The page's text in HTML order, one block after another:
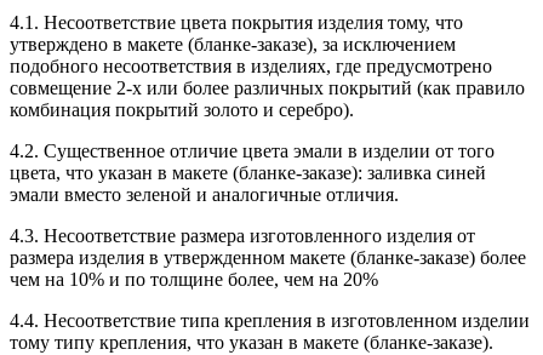
4.1. Несоответствие цвета покрытия изделия тому, что
утверждено в макете (бланке-заказе), за исключением
подобного несоответствия в изделиях, где предусмотрено
совмещение 2-х или более различных покрытий (как правило
комбинация покрытий золото и серебро).
4.2. Существенное отличие цвета эмали в изделии от того
цвета, что указан в макете (бланке-заказе): заливка синей
эмали вместо зеленой и аналогичные отличия.
4.3. Несоответствие размера изготовленного изделия от
размера изделия в утвержденном макете (бланке-заказе) более
чем на 10% и по толщине более, чем на 20%
4.4. Несоответствие типа крепления в изготовленном изделии
тому типу крепления, что указан в макете (бланке-заказе).